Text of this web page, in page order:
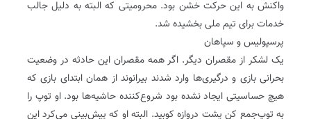
واکنش به این حرکت خشن بود. محرومیتی که البته به دلیل جالب
خدمات برای تیم ملی بخشیده شد.
پرسپولیس و سپاهان
یک لشکر از مقصران دیگر. اگر همه مقصران این حادثه در وضعیت
بحرانی بازی و درگیری‌ها وارد شدند بیرانوند از همان ابتدای بازی که
هیچ حساسیتی ایجاد نشده بود شروع‌کننده حاشیه‌ها بود. او توپ را
به توپ‌جمع کن پشت دروازه کوبید. البته او که پیش‌بینی می‌کرد این